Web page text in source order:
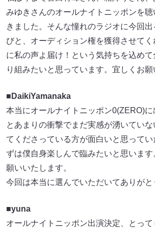
みゆきさんのオールナイトニッポンを
きました。そんな憧れのラジオに今回
びと、オーディション権を獲得させて
に私の声よ届け！という気持ちを込め
り組みたいと思っています。宜しくお願
■DaikiYamanaka
本当にオールナイトニッポン0(ZERO)に
とあまりの衝撃でまだ実感が湧いてい
てくださっている方が面白いと思ってい
ずは僕自身楽しんで臨みたいと思いま
願いいたします。
今回は本当に選んでいただいてありがと
■yuna
オールナイトニッポン出演決定、とっ